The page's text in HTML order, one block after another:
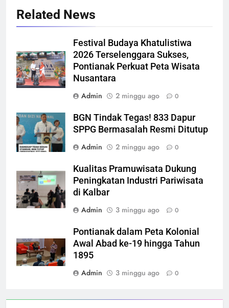
Related News
Festival Budaya Khatulistiwa
2026 Terselenggara Sukses,
Pontianak Perkuat Peta Wisata
Nusantara
Admin
2 minggu ago 0
BGN Tindak Tegas! 833 Dapur
SPPG Bermasalah Resmi Ditutup
Admin
2 minggu ago 0
Kualitas Pramuwisata Dukung
Peningkatan Industri Pariwisata
di Kalbar
Admin
3 minggu ago 0
Pontianak dalam Peta Kolonial
Awal Abad ke-19 hingga Tahun
1895
Admin
3 minggu ago 0